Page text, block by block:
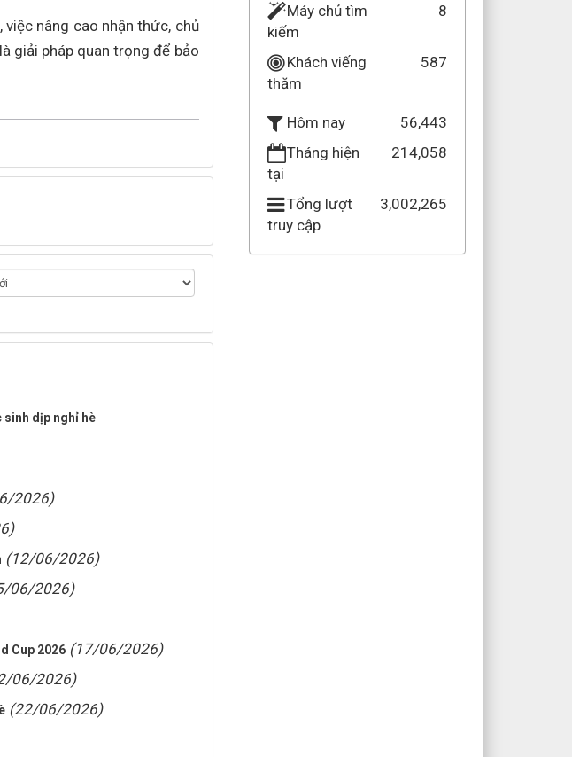
nâng cao nhận thức, chủ
giải pháp quan trọng để bảo
sinh dịp nghỉ hè
2026)
(12/06/2026)
06/2026)
Cup 2026 (17/06/2026)
06/2026)
(22/06/2026)
Máy chủ tìm
kiếm
8
Khách viếng
thăm
587
Hôm nay
56,443
Tháng hiện
tại
214,058
Tổng lượt
truy cập
3,002,265